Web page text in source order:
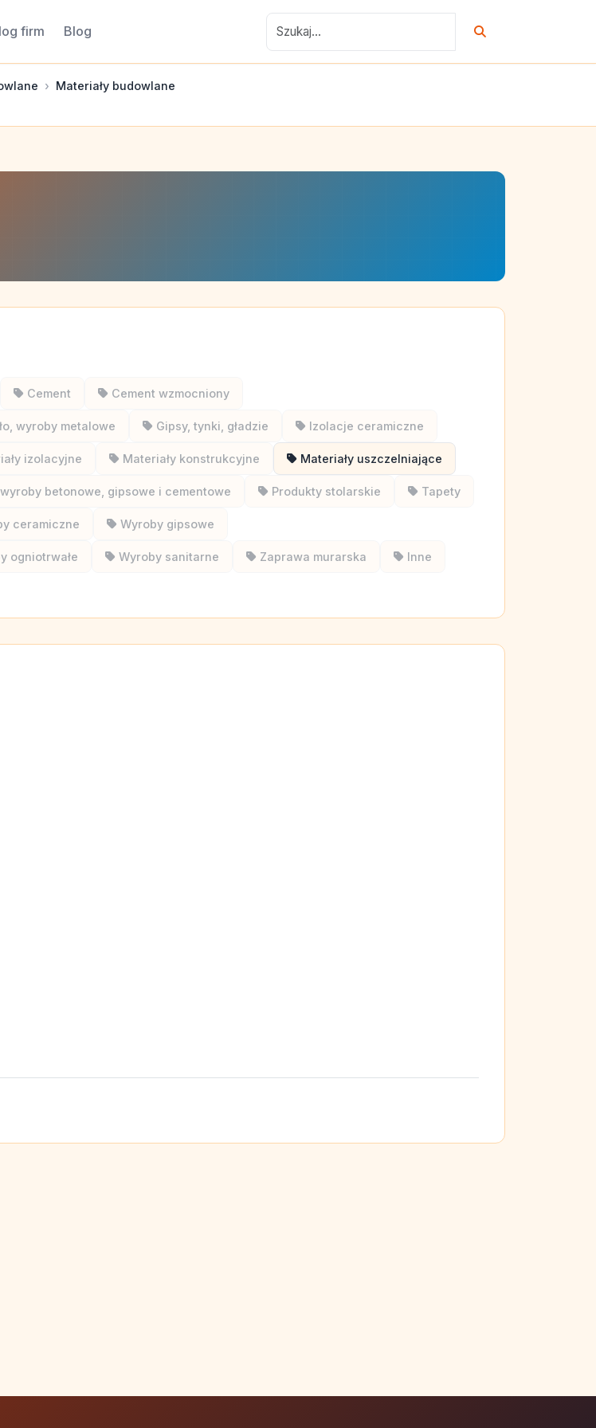
firm Blog
Materiały budowlane
Cement Cement wzmocniony
wyroby metalowe Gipsy, tynki, gładzie Izolacje ceramiczne
izolacyjne Materiały konstrukcyjne Materiały uszczelniające
wyroby betonowe, gipsowe i cementowe Produkty stolarskie Tapety
ceramiczne Wyroby gipsowe
ogniotrwałe Wyroby sanitarne Zaprawa murarska Inne